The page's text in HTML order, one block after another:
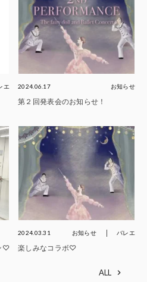
エ 2024.06.17 お知らせ
第２回発表会のお知らせ！
♡
2024.03.31 お知らせ バレエ
楽しみなコラボ♡
ALL